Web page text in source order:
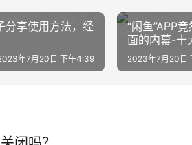
分享使用方法，经
年7月20日 下午4:39
“闲鱼”APP
面的内幕-十
2023年7月20日